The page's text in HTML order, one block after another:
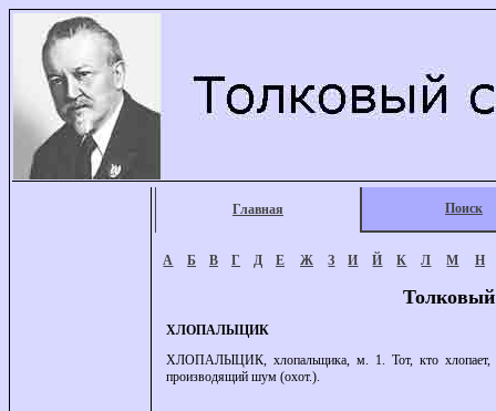
Главная Поиск
А Б В Г Д Е Ж З И Й К Л М Н
ХЛОПАЛЫЦИК
ХЛОПАЛЫЦИК, хлопальщика, м. 1. Тот, кто хлопает,
производящий шум (охот.).